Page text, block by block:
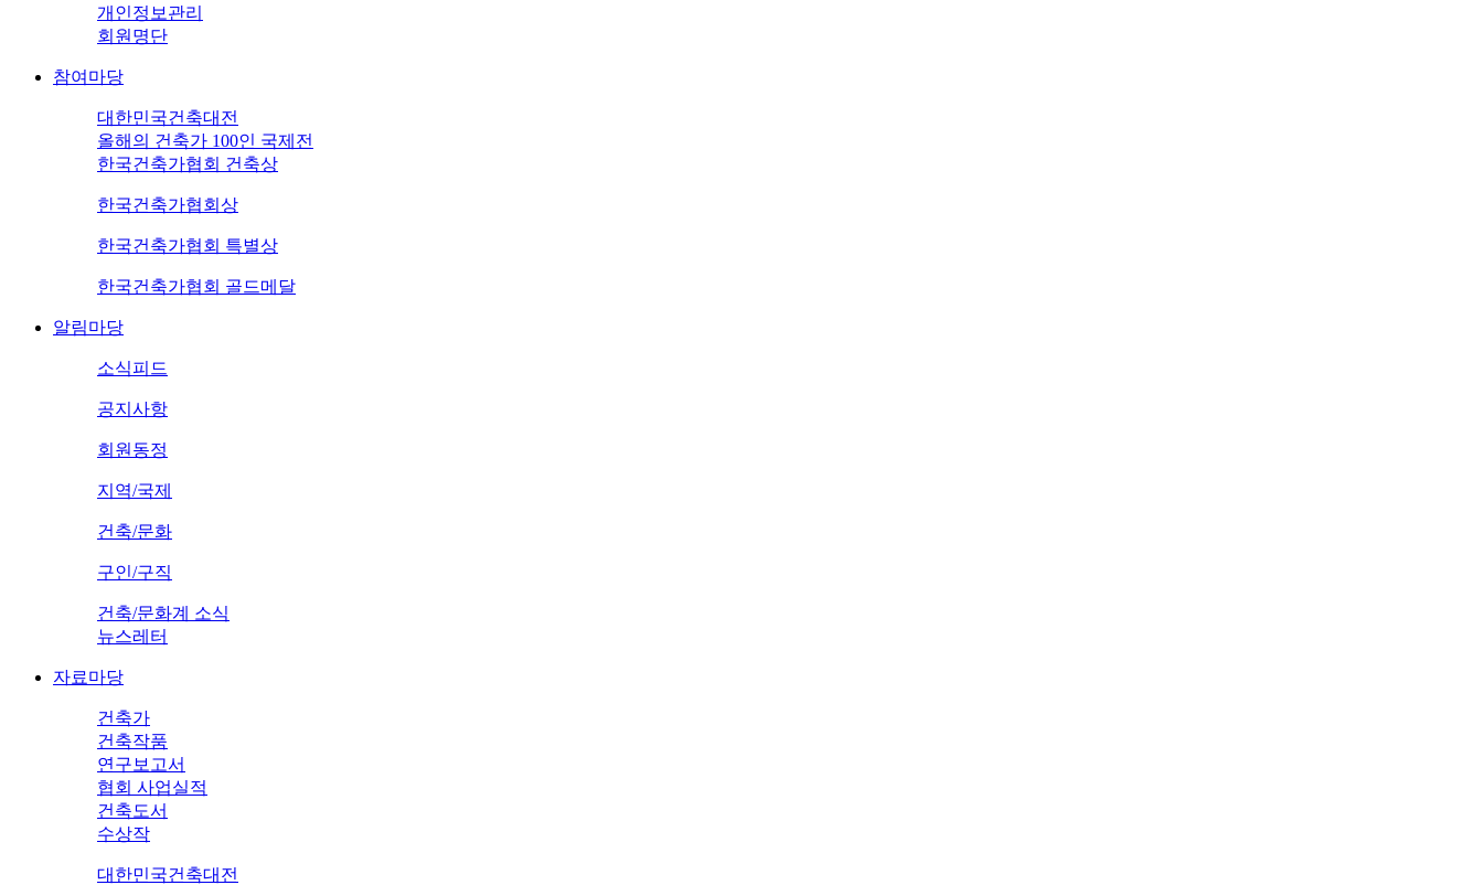
개인정보관리
회원명단
참여마당
대한민국건축대전
올해의 건축가 100인 국제전
한국건축가협회 건축상
한국건축가협회상
한국건축가협회 특별상
한국건축가협회 골드메달
알림마당
소식피드
공지사항
회원동정
지역/국제
건축/문화
구인/구직
건축/문화계 소식
뉴스레터
자료마당
건축가
건축작품
연구보고서
협회 사업실적
건축도서
수상작
대한민국건축대전